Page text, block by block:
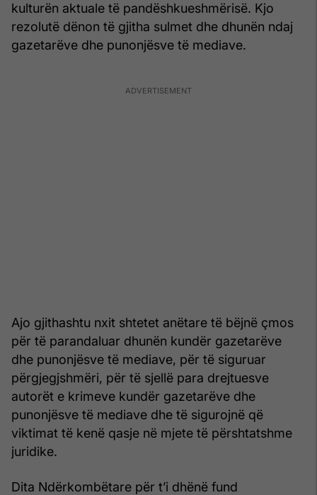
kulturën aktuale të pandëshkueshmërisë. Kjo
rezolutë dënon të gjitha sulmet dhe dhunën ndaj
gazetarëve dhe punonjësve të mediave.
Ajo gjithashtu nxit shtetet anëtare të bëjnë çmos
për të parandaluar dhunën kundër gazetarëve
dhe punonjësve të mediave, për të siguruar
përgjegjshmëri, për të sjellë para drejtuesve
autorët e krimeve kundër gazetarëve dhe
punonjësve të mediave dhe të sigurojnë që
viktimat të kenë qasje në mjete të përshtatshme
juridike.
Dita Ndërkombëtare për t’i dhënë fund